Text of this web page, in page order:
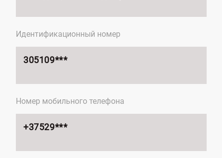
Идентификационный номер
305109***
Номер мобильного телефона
+37529***